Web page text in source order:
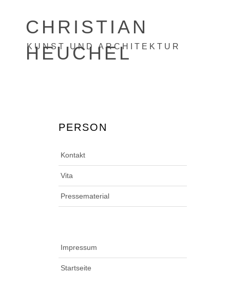
CHRISTIAN
HEUCHEL
KUNST UND ARCHITEKTUR
PERSON
Kontakt
Vita
Pressematerial
Impressum
Startseite